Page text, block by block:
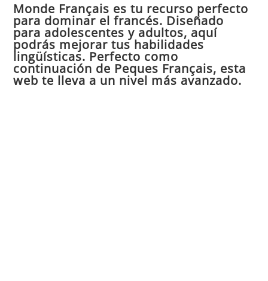
Monde Français es tu recurso perfecto
para dominar el francés. Diseñado
para adolescentes y adultos, aquí
podrás mejorar tus habilidades
lingüísticas. Perfecto como
continuación de Peques Français, esta
web te lleva a un nivel más avanzado.